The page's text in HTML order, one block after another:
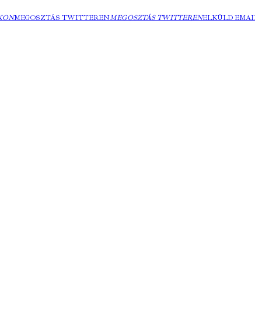
MEGOSZTÁS TWITTERENMEGOSZTÁS TWITTERENELKÜLD